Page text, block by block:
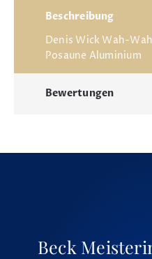
Beschreibung
Denis Wick Wah-
Posaune Aluminium
Bewertungen
Beck